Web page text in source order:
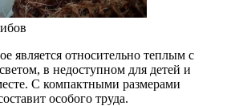
является относительно теплым с
в недоступном для детей и
С компактными размерами
особого труда.